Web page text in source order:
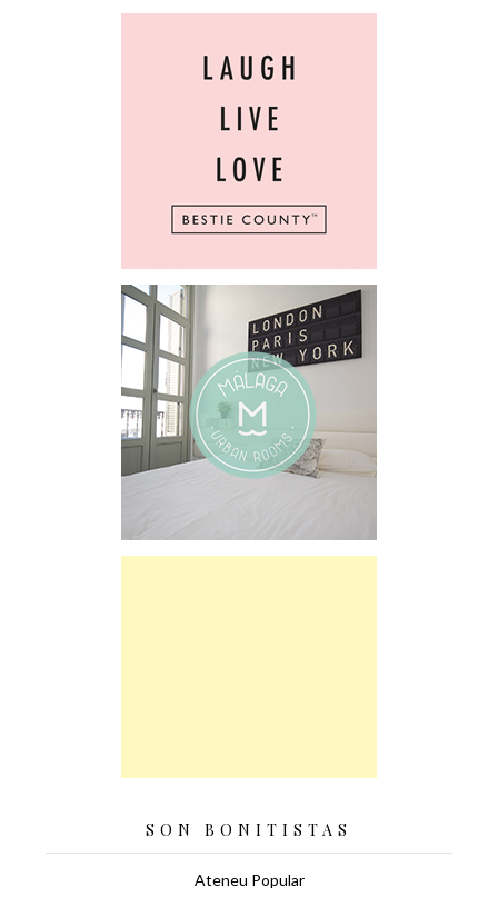
SON BONITISTAS
Ateneu Popular